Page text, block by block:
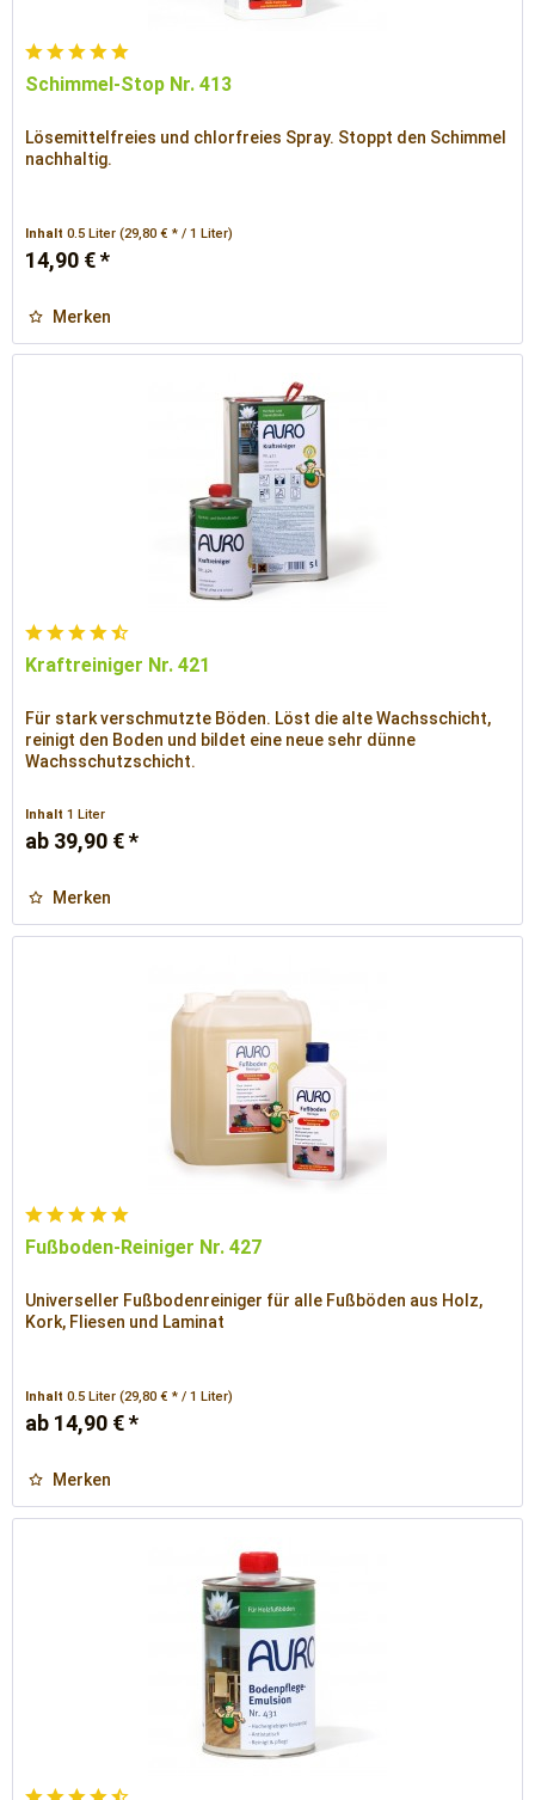
Schimmel-Stop Nr. 413
Lösemittelfreies und chlorfreies Spray. Stoppt den Schimmel
nachhaltig.
Inhalt0.5 Liter(29,80 € * / 1 Liter)
14,90 € *
Merken
Kraftreiniger Nr. 421
Für stark verschmutzte Böden. Löst die alte Wachsschicht,
reinigt den Boden und bildet eine neue sehr dünne
Wachsschutzschicht.
Inhalt1 Liter
ab 39,90 € *
Merken
Fußboden-Reiniger Nr. 427
Universeller Fußbodenreiniger für alle Fußböden aus Holz,
Kork, Fliesen und Laminat
Inhalt0.5 Liter(29,80 € * / 1 Liter)
ab 14,90 € *
Merken